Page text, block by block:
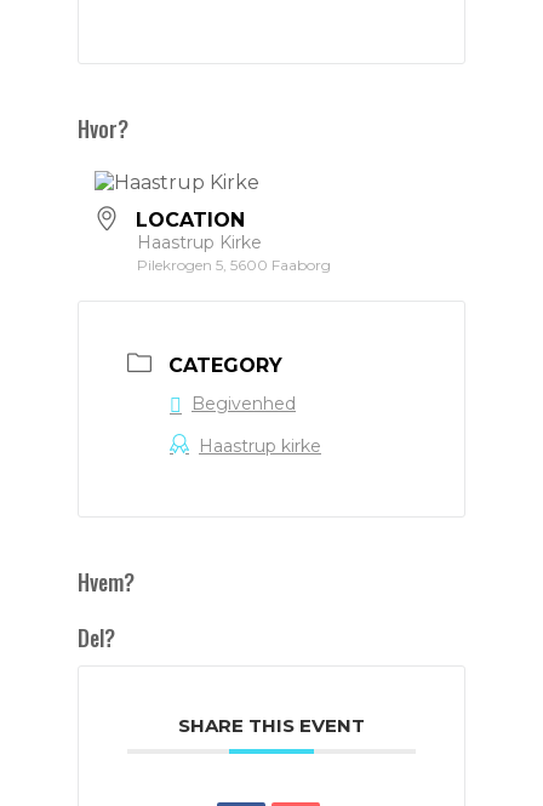
Hvor?
LOCATION
Haastrup Kirke
Pilekrogen 5, 5600 Faaborg
CATEGORY
Begivenhed
Haastrup kirke
Hvem?
Del?
SHARE THIS EVENT